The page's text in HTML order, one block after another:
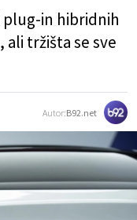
in hibridnih
tržišta se sve
Autor:B92.net